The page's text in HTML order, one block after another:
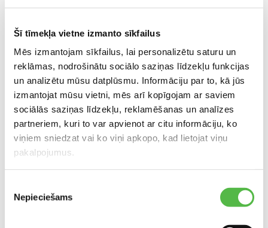
Šī tīmekļa vietne izmanto sīkfailus
Mēs izmantojam sīkfailus, lai personalizētu saturu un
reklāmas, nodrošinātu sociālo saziņas līdzekļu funkcijas
un analizētu mūsu datplūsmu. Informāciju par to, kā jūs
izmantojat mūsu vietni, mēs arī kopīgojam ar saviem
sociālās saziņas līdzekļu, reklamēšanas un analīzes
partneriem, kuri to var apvienot ar citu informāciju, ko
viņiem sniedzat vai ko viņi apkopo, kad lietojat viņu
pakalpojumus.
izvēle
Nepieciešams
erlends.eisaks@gmail.com
Atrašanās vieta tirdzniecības centrā
ATRAŠANĀS VIETA KARTĒ